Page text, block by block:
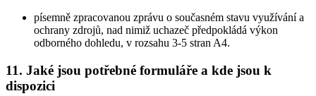
písemně zpracovanou zprávu o současném stavu využívání a
ochrany zdrojů, nad nimiž uchazeč předpokládá výkon
odborného dohledu, v rozsahu 3-5 stran A4.
11. Jaké jsou potřebné formuláře a kde jsou k
dispozici